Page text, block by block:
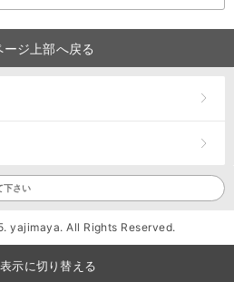
ージ上部へ戻る
yajimaya. All Rights Reserved.
示に切り替える